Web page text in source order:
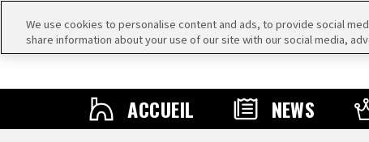
ACCUEIL NEWS
We use cookies to personalise content and ads, to provide social
share information about your use of our site with our social media,